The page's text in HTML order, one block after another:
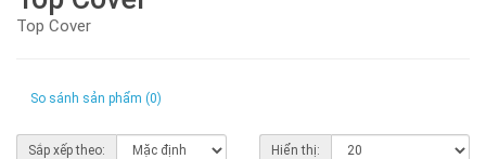
Top Cover
So sánh sản phẩm (0)
Sắp xếp theo: Hiển thị: